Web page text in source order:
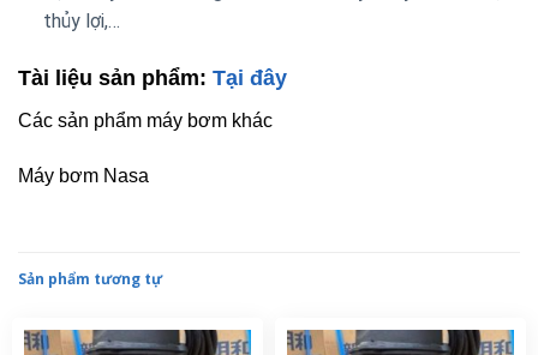
thủy lợi,…
Tài liệu sản phẩm: Tại đây
Các sản phẩm máy bơm khác
Máy bơm Nasa
Sản phẩm tương tự